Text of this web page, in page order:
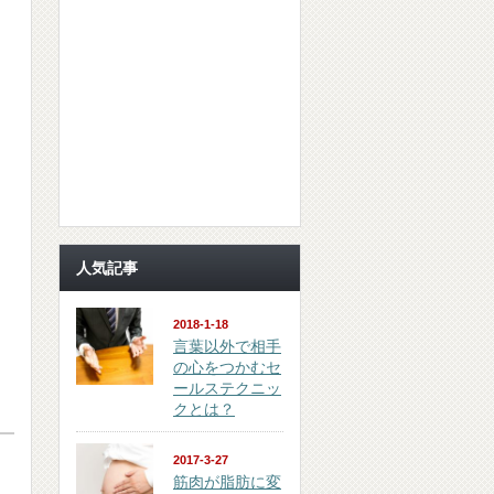
人気記事
2018-1-18
言葉以外で相手
の心をつかむセ
ールステクニッ
クとは？
2017-3-27
筋肉が脂肪に変